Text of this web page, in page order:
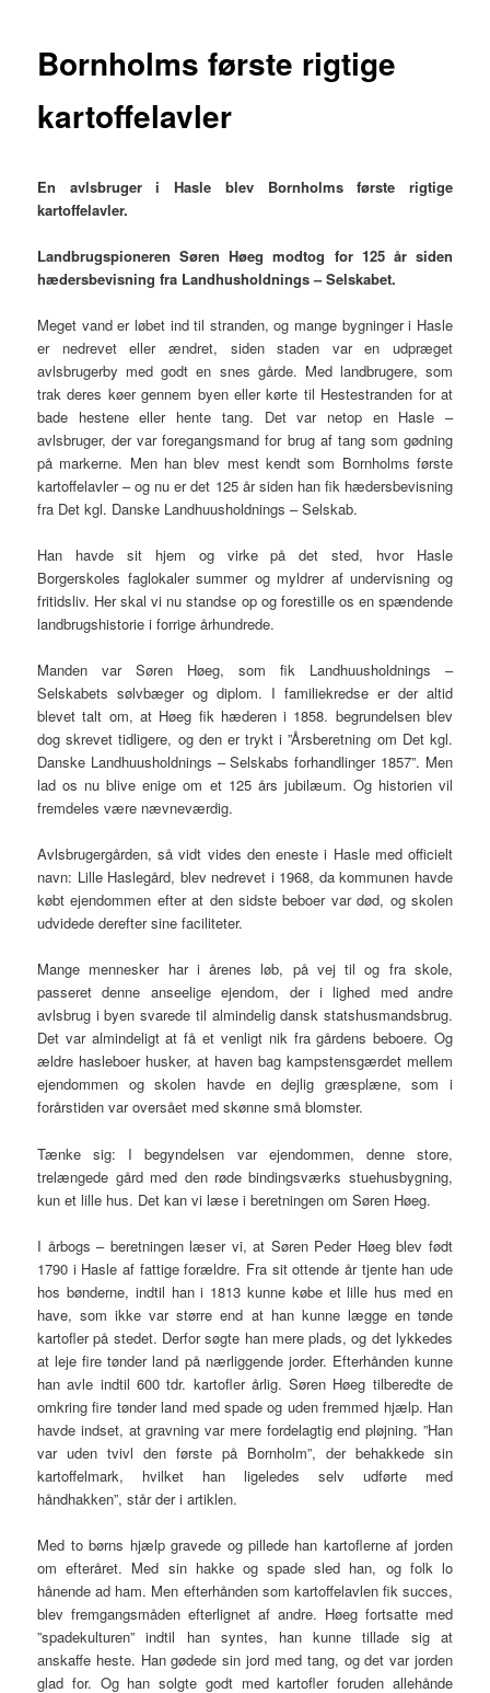
Bornholms første rigtige
kartoffelavler
En avlsbruger i Hasle blev Bornholms første rigtige
kartoffelavler.
Landbrugspioneren Søren Høeg modtog for 125 år siden
hædersbevisning fra Landhusholdnings – Selskabet.
Meget vand er løbet ind til stranden, og mange bygninger i Hasle
er nedrevet eller ændret, siden staden var en udpræget
avlsbrugerby med godt en snes gårde. Med landbrugere, som
trak deres køer gennem byen eller kørte til Hestestranden for at
bade hestene eller hente tang. Det var netop en Hasle –
avlsbruger, der var foregangsmand for brug af tang som gødning
på markerne. Men han blev mest kendt som Bornholms første
kartoffelavler – og nu er det 125 år siden han fik hædersbevisning
fra Det kgl. Danske Landhuusholdnings – Selskab.
Han havde sit hjem og virke på det sted, hvor Hasle
Borgerskoles faglokaler summer og myldrer af undervisning og
fritidsliv. Her skal vi nu standse op og forestille os en spændende
landbrugshistorie i forrige århundrede.
Manden var Søren Høeg, som fik Landhuusholdnings –
Selskabets sølvbæger og diplom. I familiekredse er der altid
blevet talt om, at Høeg fik hæderen i 1858. begrundelsen blev
dog skrevet tidligere, og den er trykt i ”Årsberetning om Det kgl.
Danske Landhuusholdnings – Selskabs forhandlinger 1857”. Men
lad os nu blive enige om et 125 års jubilæum. Og historien vil
fremdeles være nævneværdig.
Avlsbrugergården, så vidt vides den eneste i Hasle med officielt
navn: Lille Haslegård, blev nedrevet i 1968, da kommunen havde
købt ejendommen efter at den sidste beboer var død, og skolen
udvidede derefter sine faciliteter.
Mange mennesker har i årenes løb, på vej til og fra skole,
passeret denne anseelige ejendom, der i lighed med andre
avlsbrug i byen svarede til almindelig dansk statshusmandsbrug.
Det var almindeligt at få et venligt nik fra gårdens beboere. Og
ældre hasleboer husker, at haven bag kampstensgærdet mellem
ejendommen og skolen havde en dejlig græsplæne, som i
forårstiden var oversået med skønne små blomster.
Tænke sig: I begyndelsen var ejendommen, denne store,
trelængede gård med den røde bindingsværks stuehusbygning,
kun et lille hus. Det kan vi læse i beretningen om Søren Høeg.
I årbogs – beretningen læser vi, at Søren Peder Høeg blev født
1790 i Hasle af fattige forældre. Fra sit ottende år tjente han ude
hos bønderne, indtil han i 1813 kunne købe et lille hus med en
have, som ikke var større end at han kunne lægge en tønde
kartofler på stedet. Derfor søgte han mere plads, og det lykkedes
at leje fire tønder land på nærliggende jorder. Efterhånden kunne
han avle indtil 600 tdr. kartofler årlig. Søren Høeg tilberedte de
omkring fire tønder land med spade og uden fremmed hjælp. Han
havde indset, at gravning var mere fordelagtig end pløjning. ”Han
var uden tvivl den første på Bornholm”, der behakkede sin
kartoffelmark, hvilket han ligeledes selv udførte med
håndhakken”, står der i artiklen.
Med to børns hjælp gravede og pillede han kartoflerne af jorden
om efteråret. Med sin hakke og spade sled han, og folk lo
hånende ad ham. Men efterhånden som kartoffelavlen fik succes,
blev fremgangsmåden efterlignet af andre. Høeg fortsatte med
”spadekulturen” indtil han syntes, han kunne tillade sig at
anskaffe heste. Han gødede sin jord med tang, og det var jorden
glad for. Og han solgte godt med kartofler foruden allehånde